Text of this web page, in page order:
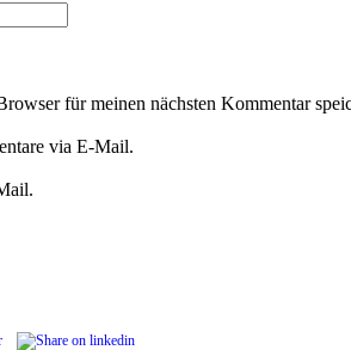
für meinen nächsten Kommentar
via E-Mail.